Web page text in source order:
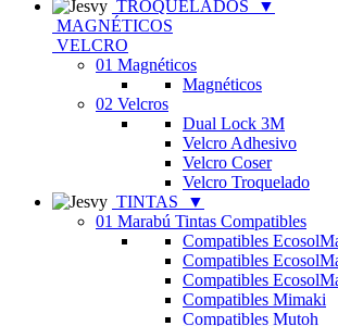
TROQUELADOS
▼
MAGNÉTICOS
VELCRO
01 Magnéticos
Magnéticos
02 Velcros
Dual Lock 3M
Velcro Adhesivo
Velcro Coser
Velcro Troquelado
TINTAS
▼
01 Marabú Tintas Compatibles
Compatibles
Compatibles
Compatibles
Compatibles Mimaki
Compatibles Mutoh